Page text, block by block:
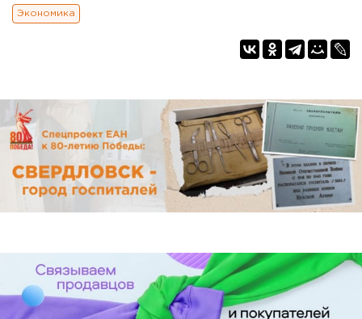
Экономика